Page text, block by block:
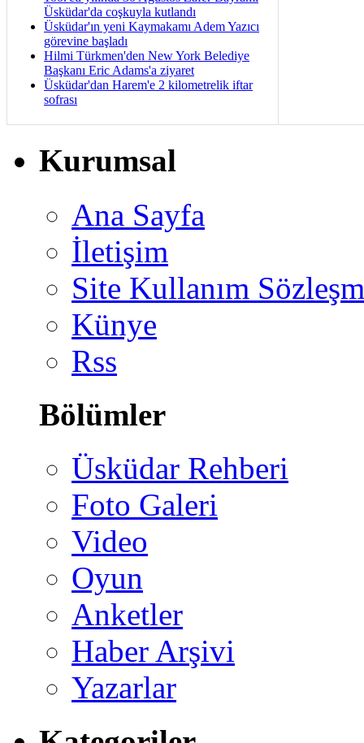
Üsküdar'da coşkuyla kutlandı
Üsküdar'ın yeni Kaymakamı Adem Yazıcı
görevine başladı
Hilmi Türkmen'den New York Belediye
Başkanı Eric Adams'a ziyaret
Üsküdar'dan Harem'e 2 kilometrelik iftar
sofrası
Kurumsal
Ana Sayfa
İletişim
Site Kullanım
Künye
Rss
Bölümler
Üsküdar Rehberi
Foto Galeri
Video
Oyun
Anketler
Haber Arşivi
Yazarlar